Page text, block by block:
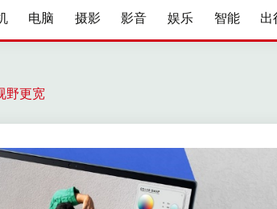
电脑 摄影 影音 娱乐 智能 出
野更宽